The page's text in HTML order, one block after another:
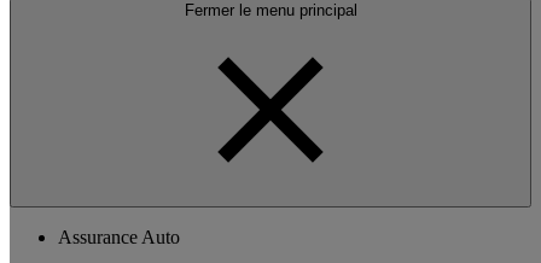
Fermer le menu principal
Assurance Auto